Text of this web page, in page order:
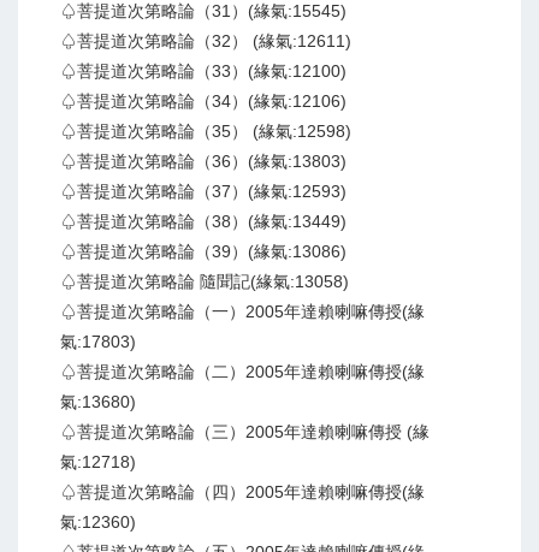
♤菩提道次第略論（31）(緣氣:15545)
♤菩提道次第略論（32） (緣氣:12611)
♤菩提道次第略論（33）(緣氣:12100)
♤菩提道次第略論（34）(緣氣:12106)
♤菩提道次第略論（35） (緣氣:12598)
♤菩提道次第略論（36）(緣氣:13803)
♤菩提道次第略論（37）(緣氣:12593)
♤菩提道次第略論（38）(緣氣:13449)
♤菩提道次第略論（39）(緣氣:13086)
♤菩提道次第略論 隨聞記(緣氣:13058)
♤菩提道次第略論（一）2005年達賴喇嘛傳授(緣
氣:17803)
♤菩提道次第略論（二）2005年達賴喇嘛傳授(緣
氣:13680)
♤菩提道次第略論（三）2005年達賴喇嘛傳授 (緣
氣:12718)
♤菩提道次第略論（四）2005年達賴喇嘛傳授(緣
氣:12360)